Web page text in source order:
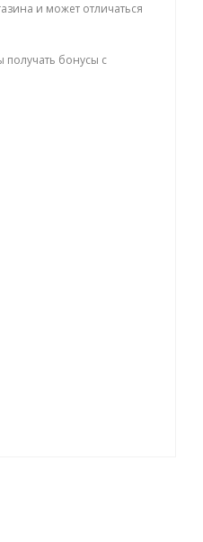
и может отличаться
получать бонусы с